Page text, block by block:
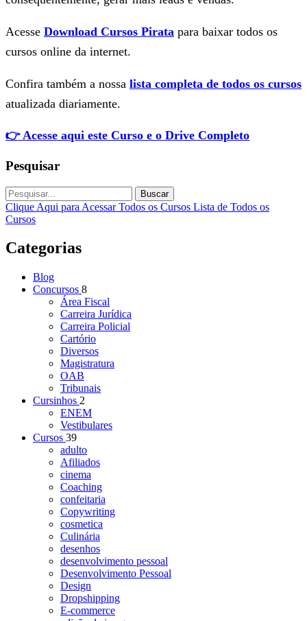
Acesse Download Cursos Pirata para baixar todos os
cursos online da internet.
Confira também a nossa lista completa de todos os cursos
atualizada diariamente.
👉 Acesse aqui este Curso e o Drive Completo
Pesquisar
Buscar
Clique Aqui para Acessar Todos os Cursos Lista de Todos os
Cursos
Categorias
Blog
Concursos 8
Área Fiscal
Carreira Jurídica
Carreira Policial
Cartório
Diversos
Magistratura
OAB
Tribunais
Cursinhos 2
ENEM
Vestibulares
Cursos 39
adulto
Afiliados
cinema
Coaching
confeitaria
Copywriting
cosmetica
Culinária
desenhos
desenvolvimento pessoal
Desenvolvimento Pessoal
Design
Dropshipping
E-commerce